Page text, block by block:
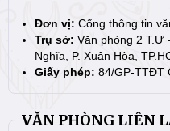
Đơn vị: Cổng thông tin
Trụ sở: Văn phòng 2 T.Ư
Nghĩa, P. Xuân Hòa,
Giấy phép: 84/GP-TTĐT
VĂN PHÒNG LIÊN